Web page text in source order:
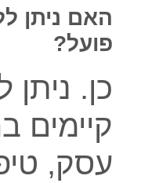
האם ניתן
פועל?
כן. ניתן
קיימים
עסק,